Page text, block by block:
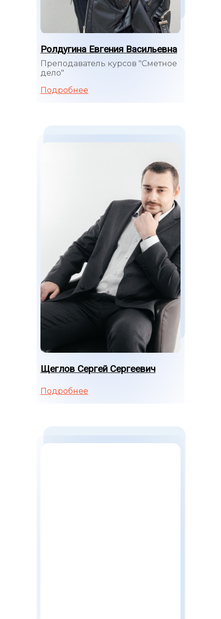
Ролдугина Евгения Васильевна
Преподаватель курсов "Сметное
дело"
Подробнее
Щеглов Сергей Сергеевич
Подробнее